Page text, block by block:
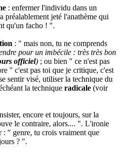
: enfermer l'individu dans un
préalablement jeté l'anathème qui
qu'un facho ! ".
: " mais non, tu ne comprends
pour un imbécile : très très bon
officiel) ; ou bien " ce n'est pas
" c'est pas toi que je critique, c'est
sentir visé, utiliser la technique du
la technique radicale (voir
encore et toujours, sur la
le contraire, alors.... ". L'ironie
: " genre, tu crois vraiment que
? ".